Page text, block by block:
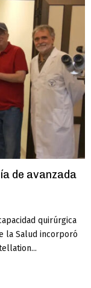
de avanzada
quirúrgica
la Salud incorporó